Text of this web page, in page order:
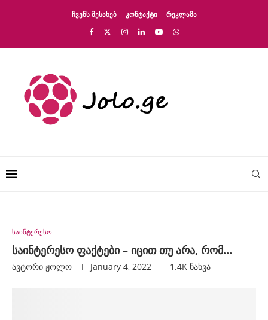
ᲩᲕᲔᲜᲡ ᲨᲔᲡᲐᲮᲔᲑ ᲙᲝᲜᲢᲐᲥᲢᲘ ᲠᲔᲙᲚᲐᲛᲐ
საინტერესო
საინტერესო ფაქტები – იცით თუ არა, რომ…
ავტორი Ჟოლო January 4, 2022 1.4K ნახვა